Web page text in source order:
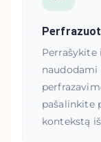
pašalinkite
kontekstą